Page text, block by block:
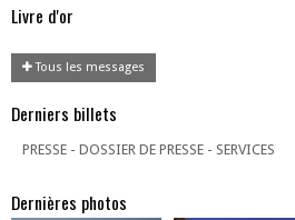
Livre d'or
Tous les messages
Derniers billets
PRESSE - DOSSIER DE PRESSE - SERVICES
Dernières photos